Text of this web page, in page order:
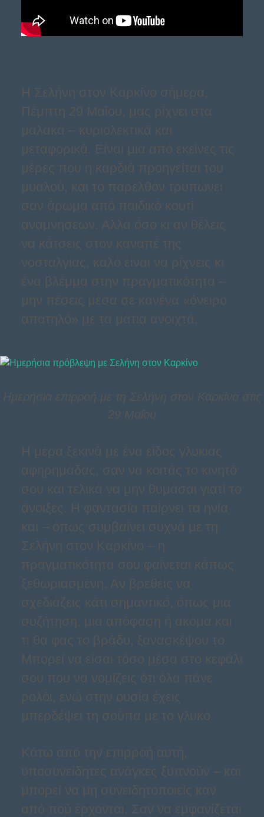
Η Σελήνη στον Καρκίνο σήμερα,
Πέμπτη 29 Μαΐου, μας ρίχνει στα
μαλακά – κυριολεκτικά και
μεταφορικά. Είναι μια από εκείνες τις
μέρες που η καρδιά προηγείται του
μυαλού, και το παρελθόν τρυπώνει
σαν άρωμα από παιδικό κουτί
αναμνήσεων. Αλλά όσο κι αν θέλεις
να κάτσεις στον καναπέ της
νοσταλγίας, καλό είναι να ρίχνεις κι
ένα βλέμμα στην πραγματικότητα –
μην πέσεις μέσα σε κανένα «όνειρο
απατηλό» με τα μάτια ανοιχτά.
Ημερήσια επιρροή με τη Σελήνη στον Καρκίνο στις
29 Μαΐου
Η μέρα ξεκινά με ένα είδος γλυκιάς
αφηρημάδας, σαν να κοιτάς το κινητό
σου και τελικά να μην θυμάσαι γιατί το
άνοιξες. Η φαντασία παίρνει τα ηνία
και – όπως συμβαίνει συχνά με τη
Σελήνη στον Καρκίνο – η
πραγματικότητα σου φαίνεται κάπως
ξεθωριασμένη. Αν βρεθείς να
σχεδιάζεις κάτι σημαντικό, όπως μια
συζήτηση, μια απόφαση ή ακόμα και
τι θα φας το βράδυ, ξανασκέψου το.
Μπορεί να είσαι τόσο μέσα στο κεφάλι
σου που να νομίζεις ότι όλα πάνε
ρολόι, ενώ στην ουσία έχεις
μπερδέψει τη σούπα με το γλυκό.
Κάτω από την επιρροή αυτή,
υποσυνείδητες ανάγκες ξυπνούν – και
μπορεί να μη συνειδητοποιείς καν
από πού έρχονται. Σαν να εμφανίζεται